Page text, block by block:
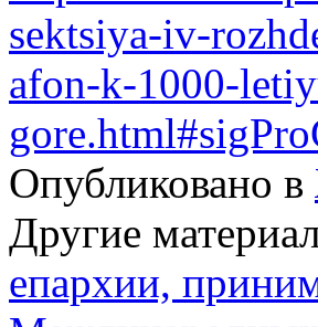
sektsiya-iv-
afon-k-1000-
Опубликовано в
Другие
епархии,